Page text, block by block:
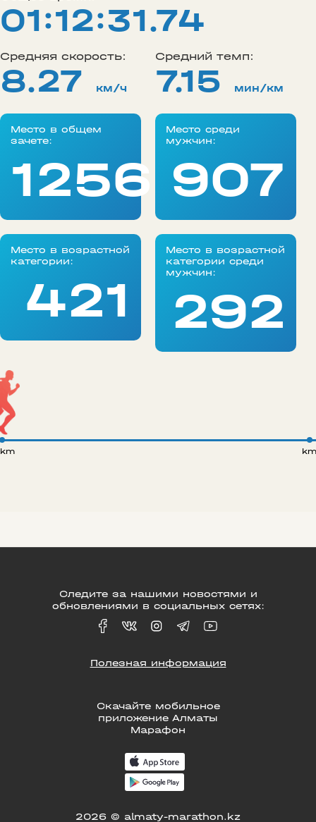
01:12:31.74
Средняя скорость:
8.27 км/ч
Средний темп:
7.15 мин/км
Место в общем
зачете:
1256
Место среди
мужчин:
907
Место в возрастной
категории:
421
Место в возрастной
категории среди
мужчин:
292
km
Скачайте мобильное
приложение Алматы
Марафон
2026 © almaty-marathon.kz
Следите за нашими новостями и
обновлениями в социальных сетях:
Полезная информация